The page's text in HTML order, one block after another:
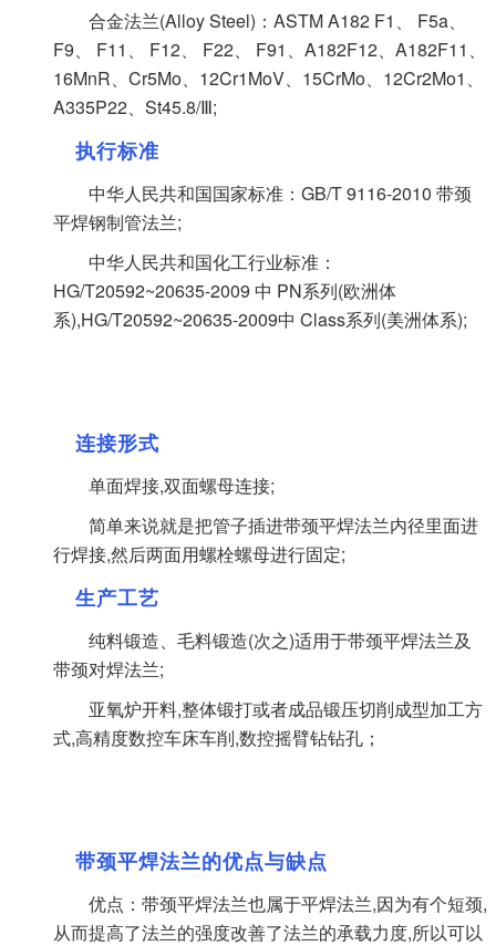
合金法兰(Alloy Steel)：ASTM A182 F1、 F5a、
F9、 F11、 F12、 F22、 F91、A182F12、A182F11、
16MnR、Cr5Mo、12Cr1MoV、15CrMo、12Cr2Mo1、
A335P22、St45.8/Ⅲ;
执行标准
中华人民共和国国家标准：GB/T 9116-2010 带颈
平焊钢制管法兰;
中华人民共和国化工行业标准：
HG/T20592~20635-2009 中 PN系列(欧洲体
系),HG/T20592~20635-2009中 Class系列(美洲体系);
连接形式
单面焊接,双面螺母连接;
简单来说就是把管子插进带颈平焊法兰内径里面进
行焊接,然后两面用螺栓螺母进行固定;
生产工艺
纯料锻造、毛料锻造(次之)适用于带颈平焊法兰及
带颈对焊法兰;
亚氧炉开料,整体锻打或者成品锻压切削成型加工方
式,高精度数控车床车削,数控摇臂钻钻孔；
带颈平焊法兰的优点与缺点
优点：带颈平焊法兰也属于平焊法兰,因为有个短颈,
从而提高了法兰的强度改善了法兰的承载力度,所以可以